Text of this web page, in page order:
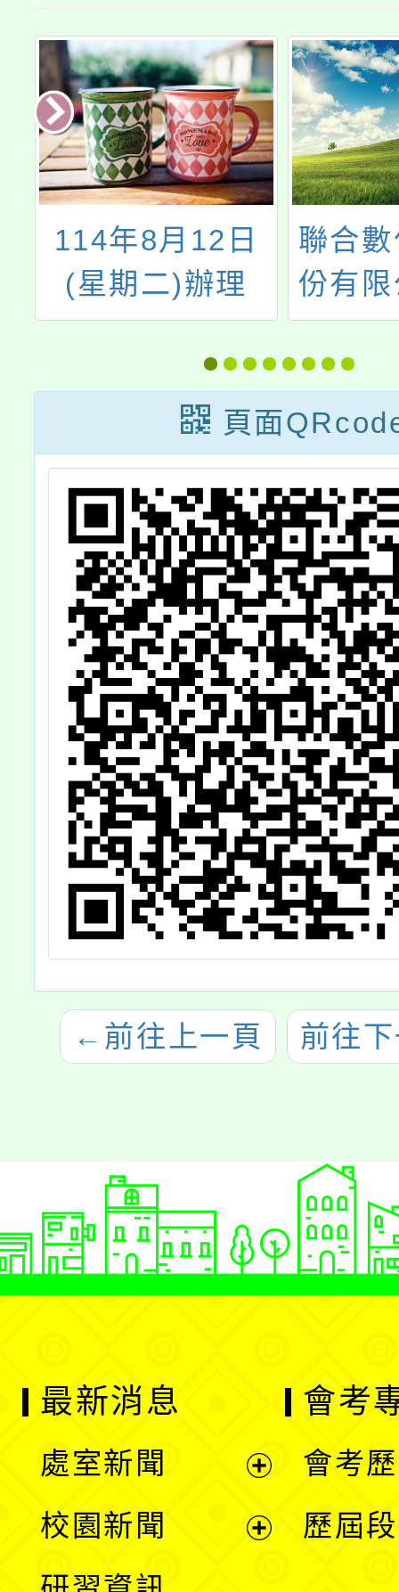
114年8月12日
(星期二)辦理
「守護我們的星
球」生態電影觀
影活動
聯合
份有
113
至10
立臺
「
創！
展，
告周
生及
與，
校外
體參
據，
頁面
← 前往上一頁 前往
最新消息
處室新聞
校園新聞
會考
會考
歷屆